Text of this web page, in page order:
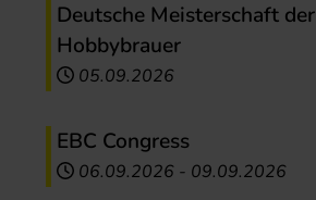
Deutsche Meisterschaft der
Hobbybrauer
05.09.2026
EBC Congress
06.09.2026 - 09.09.2026